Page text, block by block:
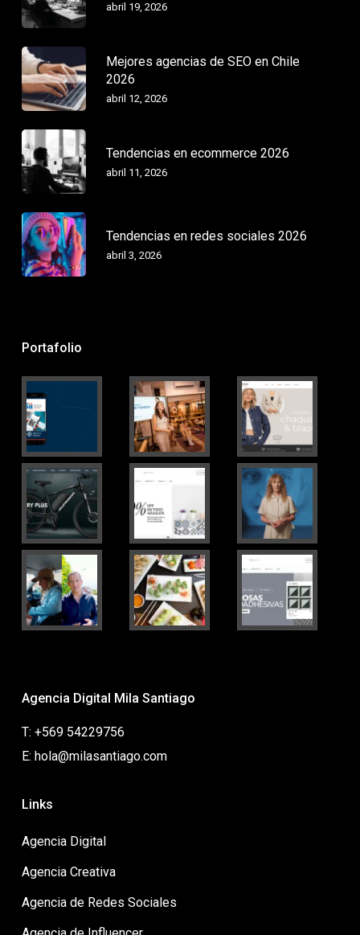
abril 19, 2026
Mejores agencias de SEO en Chile
2026
abril 12, 2026
Tendencias en ecommerce 2026
abril 11, 2026
Tendencias en redes sociales 2026
abril 3, 2026
Portafolio
Agencia Digital Mila Santiago
T: +569 54229756
E: hola@milasantiago.com
Links
Agencia Digital
Agencia Creativa
Agencia de Redes Sociales